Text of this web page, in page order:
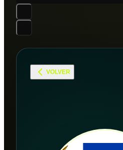
VOLVER